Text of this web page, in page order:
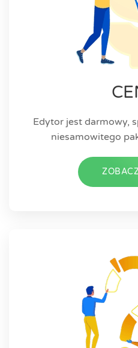
Edytor jest darmowy,
niesamowitego